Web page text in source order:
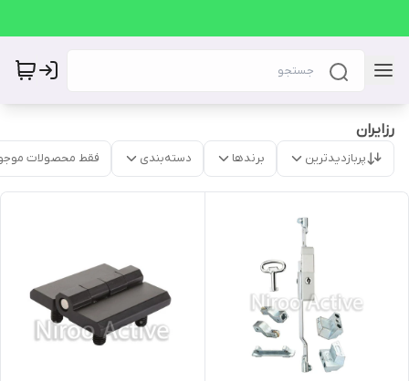
رزایران
پربازدیدترین برندها دسته‌بندی فقط محصولات